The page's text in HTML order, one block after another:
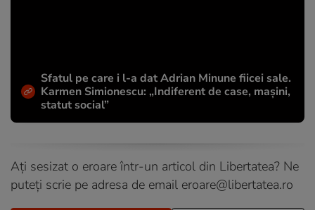
Sfatul pe care i l-a dat Adrian Minune fiicei sale.
Karmen Simionescu: „Indiferent de case, mașini,
statut social”
Ați sesizat o eroare într-un articol din Libertatea? Ne
puteți scrie pe adresa de email eroare@libertatea.ro